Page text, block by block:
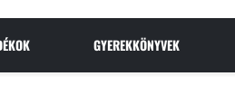
GYEREKKÖNYVEK